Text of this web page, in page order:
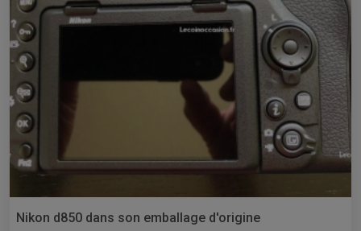
Nikon d850 dans son emballage d'origine